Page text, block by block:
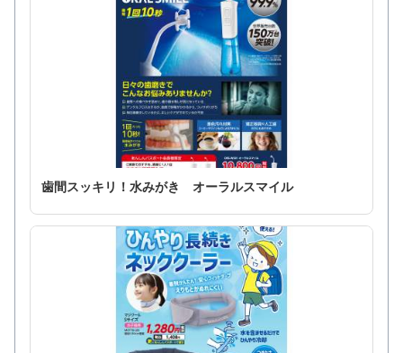
歯間スッキリ！水みがき オーラルスマイル